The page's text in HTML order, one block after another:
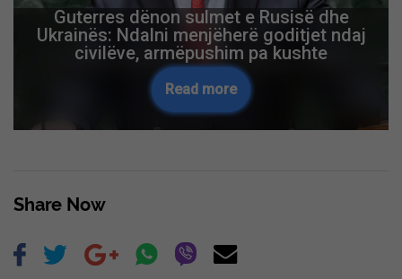
Guterres dënon sulmet e Rusisë dhe
Ukrainës: Ndalni menjëherë goditjet ndaj
civilëve, armëpushim pa kushte
Read more
Share Now